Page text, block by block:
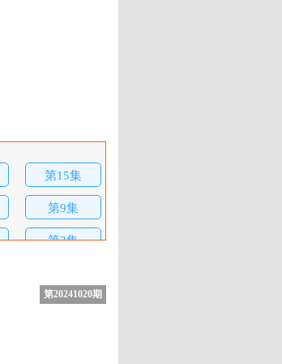
第15集
第9集
第3集
第20241020期